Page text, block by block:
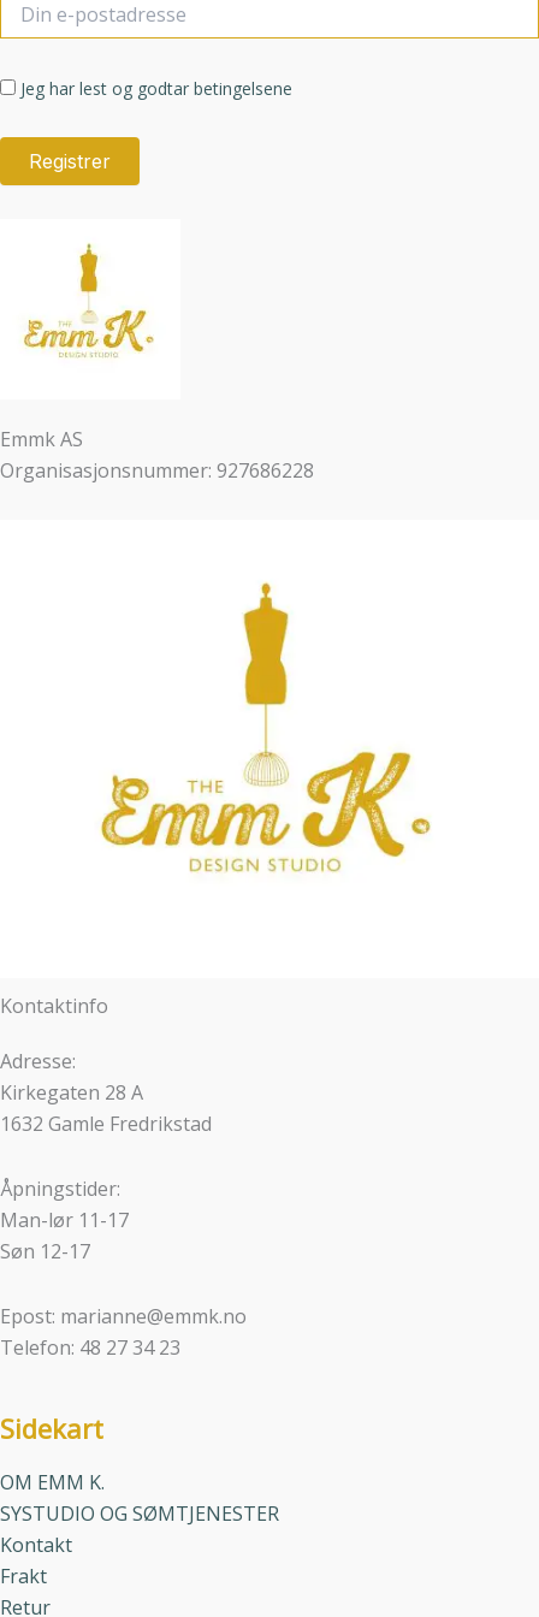
Jeg har lest og godtar betingelsene
Emmk AS
Organisasjonsnummer: 927686228
Kontaktinfo
Adresse:
Kirkegaten 28 A
1632 Gamle Fredrikstad
Åpningstider:
Man-lør 11-17
Søn 12-17
Epost: marianne@emmk.no
Telefon: 48 27 34 23
Sidekart
OM EMM K.
SYSTUDIO OG SØMTJENESTER
Kontakt
Frakt
Retur